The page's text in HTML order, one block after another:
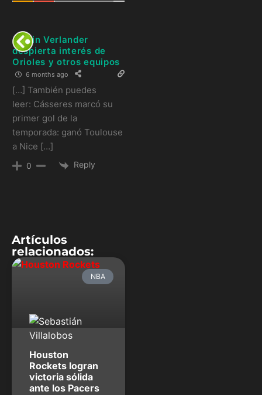
Justin Verlander
despierta interés de
Orioles y otros equipos
6 months ago
[…] También puedes
leer: Cásseres marcó su
primer gol de la
temporada: ganó Toulouse
a Nice […]
0 Reply
Artículos
relacionados:
NBA
Houston
Rockets logran
victoria sólida
ante los Pacers